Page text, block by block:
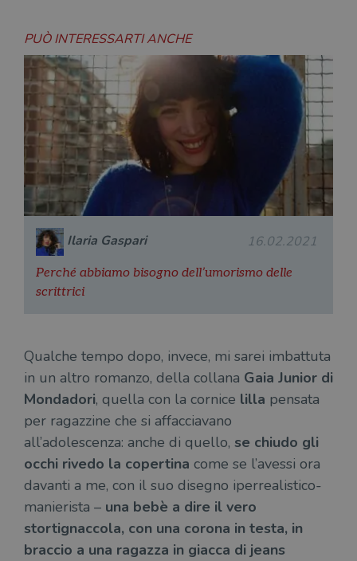
PUÒ INTERESSARTI ANCHE
Ilaria Gaspari 16.02.2021
Perché abbiamo bisogno dell’umorismo delle
scrittrici
Qualche tempo dopo, invece, mi sarei imbattuta
in un altro romanzo, della collana Gaia Junior di
Mondadori, quella con la cornice lilla pensata
per ragazzine che si affacciavano
all’adolescenza: anche di quello, se chiudo gli
occhi rivedo la copertina come se l’avessi ora
davanti a me, con il suo disegno iperrealistico-
manierista – una bebè a dire il vero
stortignaccola, con una corona in testa, in
braccio a una ragazza in giacca di jeans